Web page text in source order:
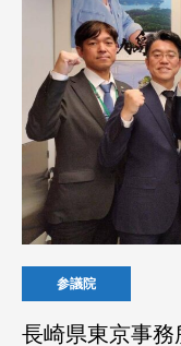
参議院
長崎県東京事